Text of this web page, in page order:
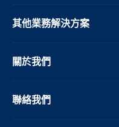
其他業務解決方案​
關於我們
聯絡我們